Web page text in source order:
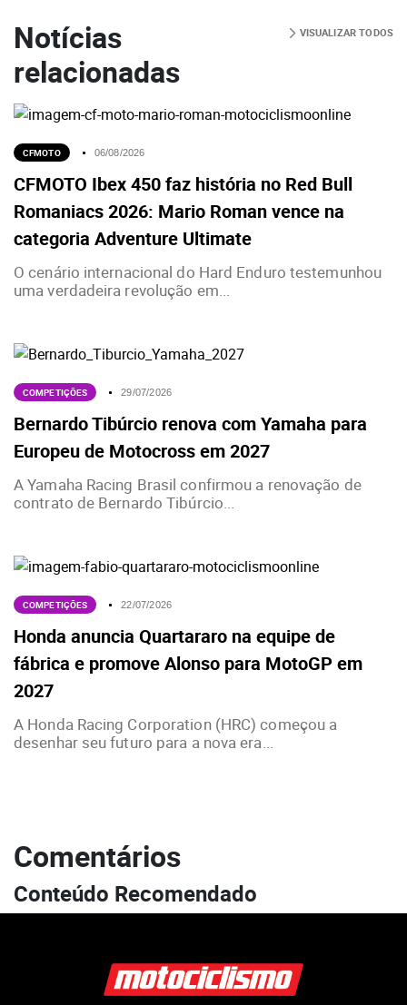
Notícias
relacionadas
VISUALIZAR TODOS
CFMOTO 06/08/2026
CFMOTO Ibex 450 faz história no Red Bull
Romaniacs 2026: Mario Roman vence na
categoria Adventure Ultimate
O cenário internacional do Hard Enduro testemunhou
uma verdadeira revolução em...
COMPETIÇÕES 29/07/2026
Bernardo Tibúrcio renova com Yamaha para
Europeu de Motocross em 2027
A Yamaha Racing Brasil confirmou a renovação de
contrato de Bernardo Tibúrcio...
COMPETIÇÕES 22/07/2026
Honda anuncia Quartararo na equipe de
fábrica e promove Alonso para MotoGP em
2027
A Honda Racing Corporation (HRC) começou a
desenhar seu futuro para a nova era...
Comentários
Conteúdo Recomendado